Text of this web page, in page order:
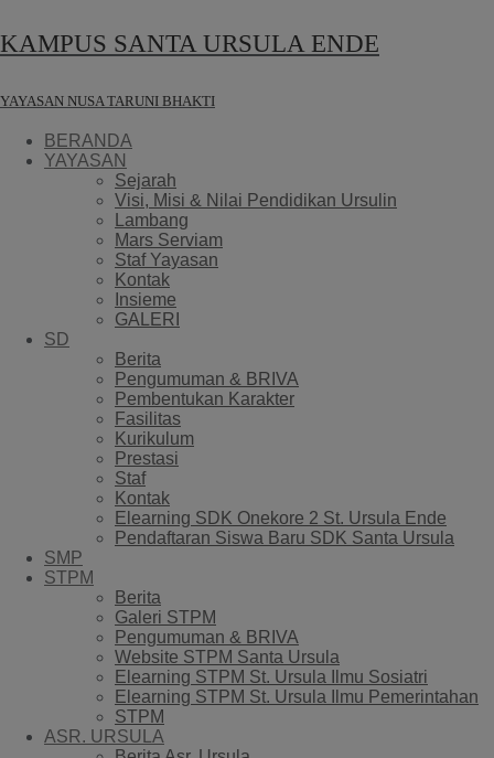
KAMPUS SANTA URSULA ENDE
YAYASAN NUSA TARUNI BHAKTI
BERANDA
YAYASAN
Sejarah
Visi, Misi & Nilai Pendidikan Ursulin
Lambang
Mars Serviam
Staf Yayasan
Kontak
Insieme
GALERI
SD
Berita
Pengumuman & BRIVA
Pembentukan Karakter
Fasilitas
Kurikulum
Prestasi
Staf
Kontak
Elearning SDK Onekore 2 St. Ursula Ende
Pendaftaran Siswa Baru SDK Santa Ursula
SMP
STPM
Berita
Galeri STPM
Pengumuman & BRIVA
Website STPM Santa Ursula
Elearning STPM St. Ursula Ilmu Sosiatri
Elearning STPM St. Ursula Ilmu Pemerintahan
STPM
ASR. URSULA